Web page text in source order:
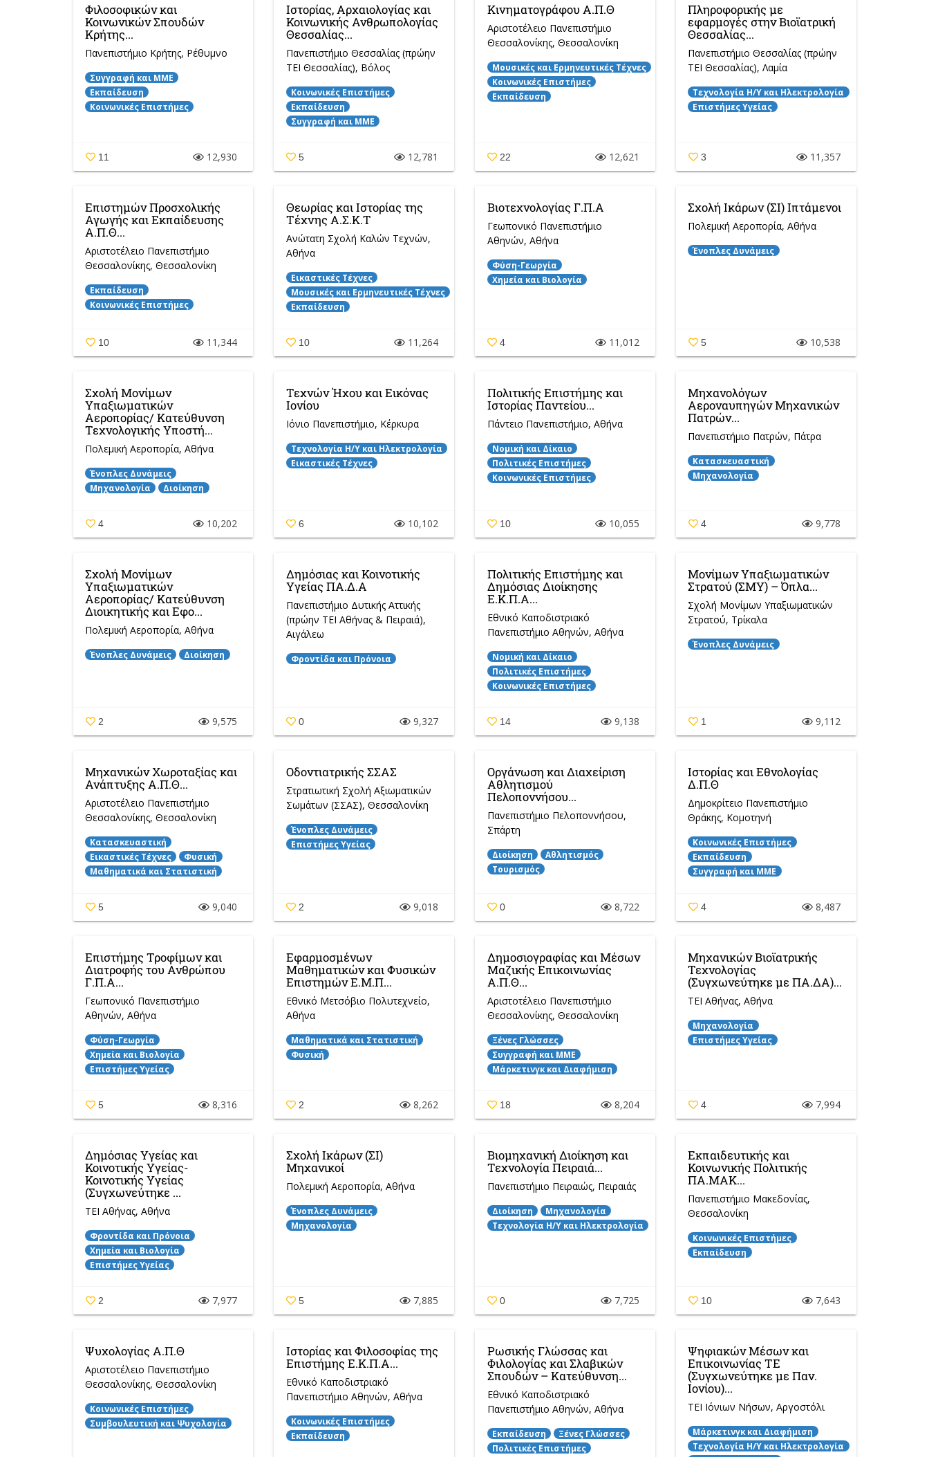
Φιλοσοφικών και
Κοινωνικών Σπουδών
Κρήτης...
Πανεπιστήμιο Κρήτης, Ρέθυμνο
Συγγραφή και ΜΜΕ
Εκπαίδευση
Κοινωνικές Επιστήμες
11 12,930
Ιστορίας, Αρχαιολογίας και
Κοινωνικής Ανθρωπολογίας
Θεσσαλίας...
Πανεπιστήμιο Θεσσαλίας (πρώην
ΤΕΙ Θεσσαλίας), Βόλος
Κοινωνικές Επιστήμες
Εκπαίδευση
Συγγραφή και ΜΜΕ
5 12,781
Κινηματογράφου Α.Π.Θ
Αριστοτέλειο Πανεπιστήμιο
Θεσσαλονίκης, Θεσσαλονίκη
Μουσικές και Ερμηνευτικές Τέχνες
Κοινωνικές Επιστήμες
Εκπαίδευση
22 12,621
Πληροφορικής με
εφαρμογές στην Βιοϊατρική
Θεσσαλίας...
Πανεπιστήμιο Θεσσαλίας (πρώην
ΤΕΙ Θεσσαλίας), Λαμία
Τεχνολογία Η/Y και Ηλεκτρολογία
Επιστήμες Υγείας
3 11,357
Επιστημών Προσχολικής
Αγωγής και Εκπαίδευσης
Α.Π.Θ...
Αριστοτέλειο Πανεπιστήμιο
Θεσσαλονίκης, Θεσσαλονίκη
Εκπαίδευση
Κοινωνικές Επιστήμες
10 11,344
Θεωρίας και Ιστορίας της
Τέχνης Α.Σ.Κ.Τ
Ανώτατη Σχολή Καλών Τεχνών,
Αθήνα
Εικαστικές Τέχνες
Μουσικές και Ερμηνευτικές Τέχνες
Εκπαίδευση
10 11,264
Βιοτεχνολογίας Γ.Π.Α
Γεωπονικό Πανεπιστήμιο
Αθηνών, Αθήνα
Φύση-Γεωργία
Χημεία και Βιολογία
4 11,012
Σχολή Ικάρων (ΣΙ) Ιπτάμενοι
Πολεμική Αεροπορία, Αθήνα
Ένοπλες Δυνάμεις
5 10,538
Σχολή Μονίμων
Υπαξιωματικών
Αεροπορίας/ Κατεύθυνση
Τεχνολογικής Υποστή...
Πολεμική Αεροπορία, Αθήνα
Ένοπλες Δυνάμεις
Μηχανολογία
Διοίκηση
4 10,202
Τεχνών Ήχου και Εικόνας
Ιονίου
Ιόνιο Πανεπιστήμιο, Κέρκυρα
Τεχνολογία Η/Y και Ηλεκτρολογία
Εικαστικές Τέχνες
6 10,102
Πολιτικής Επιστήμης και
Ιστορίας Παντείου...
Πάντειο Πανεπιστήμιο, Αθήνα
Νομική και Δίκαιο
Πολιτικές Επιστήμες
Κοινωνικές Επιστήμες
10 10,055
Μηχανολόγων
Αεροναυπηγών Μηχανικών
Πατρών...
Πανεπιστήμιο Πατρών, Πάτρα
Κατασκευαστική
Μηχανολογία
4 9,778
Σχολή Μονίμων
Υπαξιωματικών
Αεροπορίας/ Κατεύθυνση
Διοικητικής και Εφο...
Πολεμική Αεροπορία, Αθήνα
Ένοπλες Δυνάμεις Διοίκηση
2 9,575
Δημόσιας και Κοινοτικής
Υγείας ΠΑ.Δ.Α
Πανεπιστήμιο Δυτικής Αττικής
(πρώην ΤΕΙ Αθήνας & Πειραιά),
Αιγάλεω
Φροντίδα και Πρόνοια
0 9,327
Πολιτικής Επιστήμης και
Δημόσιας Διοίκησης
Ε.Κ.Π.Α...
Εθνικό Καποδιστριακό
Πανεπιστήμιο Αθηνών, Αθήνα
Νομική και Δίκαιο
Πολιτικές Επιστήμες
Κοινωνικές Επιστήμες
14 9,138
Μονίμων Υπαξιωματικών
Στρατού (ΣΜΥ) – Όπλα...
Σχολή Μονίμων Υπαξιωματικών
Στρατού, Τρίκαλα
Ένοπλες Δυνάμεις
1 9,112
Μηχανικών Χωροταξίας και
Ανάπτυξης Α.Π.Θ...
Αριστοτέλειο Πανεπιστήμιο
Θεσσαλονίκης, Θεσσαλονίκη
Κατασκευαστική
Εικαστικές Τέχνες
Φυσική
Μαθηματικά και Στατιστική
5 9,040
Οδοντιατρικής ΣΣΑΣ
Στρατιωτική Σχολή Αξιωματικών
Σωμάτων (ΣΣΑΣ), Θεσσαλονίκη
Ένοπλες Δυνάμεις
Επιστήμες Υγείας
2 9,018
Οργάνωση και Διαχείριση
Αθλητισμού
Πελοποννήσου...
Πανεπιστήμιο Πελοποννήσου,
Σπάρτη
Διοίκηση
Αθλητισμός
Τουρισμός
0 8,722
Ιστορίας και Εθνολογίας
Δ.Π.Θ
Δημοκρίτειο Πανεπιστήμιο
Θράκης, Κομοτηνή
Κοινωνικές Επιστήμες
Εκπαίδευση
Συγγραφή και ΜΜΕ
4 8,487
Επιστήμης Τροφίμων και
Διατροφής του Ανθρώπου
Γ.Π.Α...
Γεωπονικό Πανεπιστήμιο
Αθηνών, Αθήνα
Φύση-Γεωργία
Χημεία και Βιολογία
Επιστήμες Υγείας
5 8,316
Εφαρμοσμένων
Μαθηματικών και Φυσικών
Επιστημών Ε.Μ.Π...
Εθνικό Μετσόβιο Πολυτεχνείο,
Αθήνα
Μαθηματικά και Στατιστική
Φυσική
2 8,262
Δημοσιογραφίας και Μέσων
Μαζικής Επικοινωνίας
Α.Π.Θ...
Αριστοτέλειο Πανεπιστήμιο
Θεσσαλονίκης, Θεσσαλονίκη
Ξένες Γλώσσες
Συγγραφή και ΜΜΕ
Μάρκετινγκ και Διαφήμιση
18 8,204
Μηχανικών Βιοϊατρικής
Τεχνολογίας
(Συγχωνεύτηκε με ΠΑ.ΔΑ)...
ΤΕΙ Αθήνας, Αθήνα
Μηχανολογία
Επιστήμες Υγείας
4 7,994
Δημόσιας Υγείας και
Κοινοτικής Υγείας-
Κοινοτικής Υγείας
(Συγχωνεύτηκε ...
ΤΕΙ Αθήνας, Αθήνα
Φροντίδα και Πρόνοια
Χημεία και Βιολογία
Επιστήμες Υγείας
2 7,977
Σχολή Ικάρων (ΣΙ)
Μηχανικοί
Πολεμική Αεροπορία, Αθήνα
Ένοπλες Δυνάμεις
Μηχανολογία
5 7,885
Βιομηχανική Διοίκηση και
Τεχνολογία Πειραιά...
Πανεπιστήμιο Πειραιώς, Πειραιάς
Διοίκηση
Μηχανολογία
Τεχνολογία Η/Y και Ηλεκτρολογία
0 7,725
Εκπαιδευτικής και
Κοινωνικής Πολιτικής
ΠΑ.ΜΑΚ...
Πανεπιστήμιο Μακεδονίας,
Θεσσαλονίκη
Κοινωνικές Επιστήμες
Εκπαίδευση
10 7,643
Ψυχολογίας Α.Π.Θ
Αριστοτέλειο Πανεπιστήμιο
Θεσσαλονίκης, Θεσσαλονίκη
Κοινωνικές Επιστήμες
Συμβουλευτική και Ψυχολογία
Ιστορίας και Φιλοσοφίας της
Επιστήμης Ε.Κ.Π.Α...
Εθνικό Καποδιστριακό
Πανεπιστήμιο Αθηνών, Αθήνα
Κοινωνικές Επιστήμες
Εκπαίδευση
Ρωσικής Γλώσσας και
Φιλολογίας και Σλαβικών
Σπουδών – Κατεύθυνση...
Εθνικό Καποδιστριακό
Πανεπιστήμιο Αθηνών, Αθήνα
Εκπαίδευση
Ξένες Γλώσσες
Πολιτικές Επιστήμες
Ψηφιακών Μέσων και
Επικοινωνίας ΤΕ
(Συγχωνεύτηκε με Παν.
Ιονίου)...
ΤΕΙ Ιόνιων Νήσων, Αργοστόλι
Μάρκετινγκ και Διαφήμιση
Τεχνολογία Η/Y και Ηλεκτρολογία